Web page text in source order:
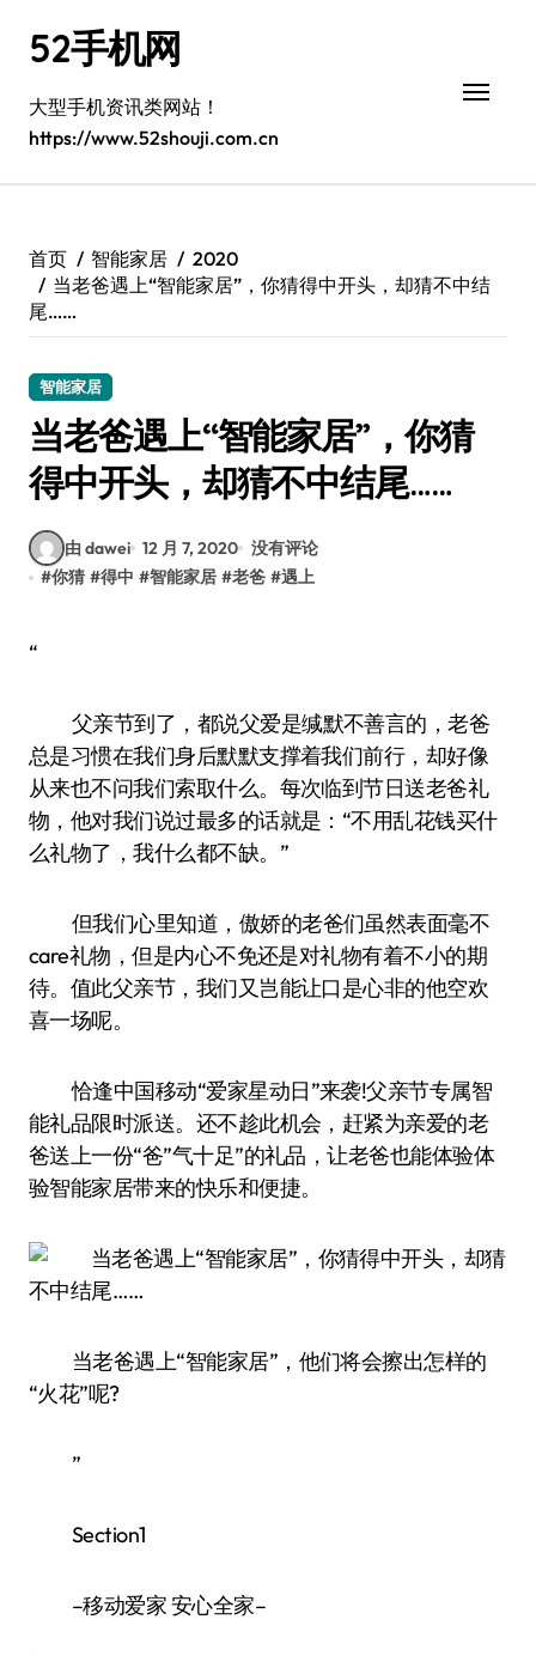
52手机网
大型手机资讯类网站！
https://www.52shouji.com.cn
首页 智能家居
2020
当老爸遇上“智能家居”，你猜得中开头，却猜不中结
尾……
智能家居
当老爸遇上“智能家居”，你猜
得中开头，却猜不中结尾……
由 dawei 12 月 7, 2020 没有评论
#你猜 #得中 #智能家居 #老爸 #遇上
“
父亲节到了，都说父爱是缄默不善言的，老爸
总是习惯在我们身后默默支撑着我们前行，却好像
从来也不问我们索取什么。每次临到节日送老爸礼
物，他对我们说过最多的话就是：“不用乱花钱买什
么礼物了，我什么都不缺。”
但我们心里知道，傲娇的老爸们虽然表面毫不
care礼物，但是内心不免还是对礼物有着不小的期
待。值此父亲节，我们又岂能让口是心非的他空欢
喜一场呢。
恰逢中国移动“爱家星动日”来袭!父亲节专属智
能礼品限时派送。还不趁此机会，赶紧为亲爱的老
爸送上一份“爸”气十足”的礼品，让老爸也能体验体
验智能家居带来的快乐和便捷。
当老爸遇上“智能家居”，他们将会擦出怎样的
“火花”呢?
”
Section1
–移动爱家 安心全家–